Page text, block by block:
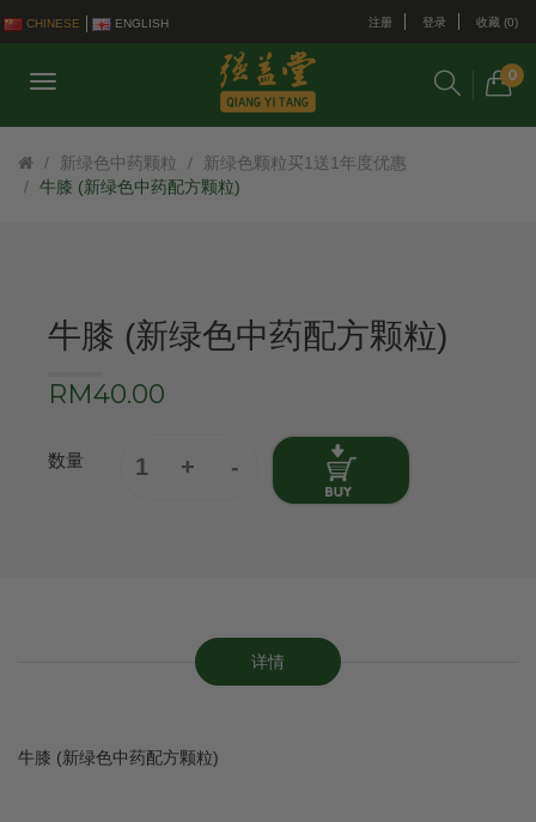
CHINESE ENGLISH 注册 登录 收藏 (0)
0
新绿色中药颗粒
新绿色颗粒买1送1年度优惠
牛膝 (新绿色中药配方颗粒)
牛膝 (新绿色中药配方颗粒)
RM40.00
数量
详情
牛膝 (新绿色中药配方颗粒)